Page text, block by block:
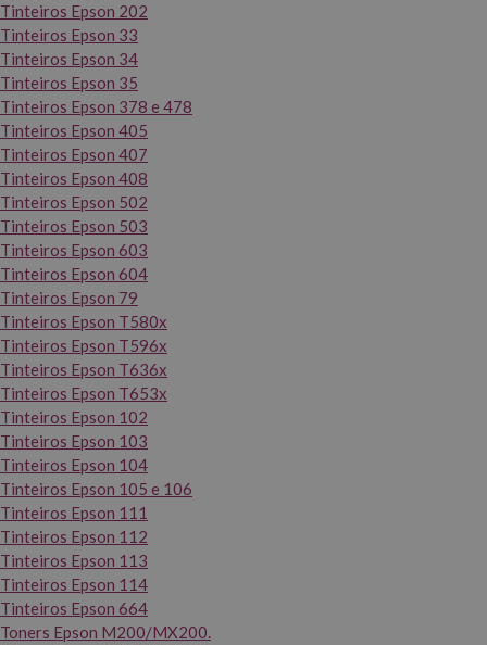
Tinteiros Epson 202
Tinteiros Epson 33
Tinteiros Epson 34
Tinteiros Epson 35
Tinteiros Epson 378 e 478
Tinteiros Epson 405
Tinteiros Epson 407
Tinteiros Epson 408
Tinteiros Epson 502
Tinteiros Epson 503
Tinteiros Epson 603
Tinteiros Epson 604
Tinteiros Epson 79
Tinteiros Epson T580x
Tinteiros Epson T596x
Tinteiros Epson T636x
Tinteiros Epson T653x
Tinteiros Epson 102
Tinteiros Epson 103
Tinteiros Epson 104
Tinteiros Epson 105 e 106
Tinteiros Epson 111
Tinteiros Epson 112
Tinteiros Epson 113
Tinteiros Epson 114
Tinteiros Epson 664
Toners Epson M200/MX200.